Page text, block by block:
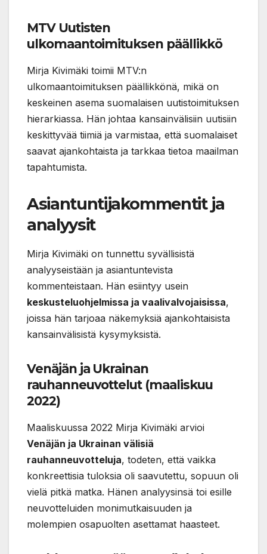
MTV Uutisten
ulkomaantoimituksen päällikkö
Mirja Kivimäki toimii MTV:n
ulkomaantoimituksen päällikkönä, mikä on
keskeinen asema suomalaisen uutistoimituksen
hierarkiassa. Hän johtaa kansainvälisiin uutisiin
keskittyvää tiimiä ja varmistaa, että suomalaiset
saavat ajankohtaista ja tarkkaa tietoa maailman
tapahtumista.
Asiantuntijakommentit ja
analyysit
Mirja Kivimäki on tunnettu syvällisistä
analyyseistään ja asiantuntevista
kommenteistaan. Hän esiintyy usein
keskusteluohjelmissa ja vaalivalvojaisissa,
joissa hän tarjoaa näkemyksiä ajankohtaisista
kansainvälisistä kysymyksistä.
Venäjän ja Ukrainan
rauhanneuvottelut (maaliskuu
2022)
Maaliskuussa 2022 Mirja Kivimäki arvioi
Venäjän ja Ukrainan välisiä
rauhanneuvotteluja, todeten, että vaikka
konkreettisia tuloksia oli saavutettu, sopuun oli
vielä pitkä matka. Hänen analyysinsä toi esille
neuvotteluiden monimutkaisuuden ja
molempien osapuolten asettamat haasteet.